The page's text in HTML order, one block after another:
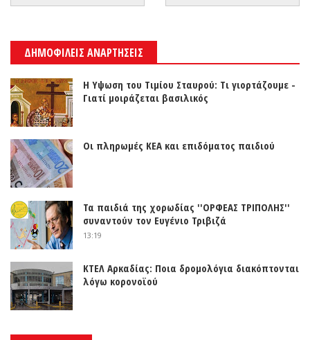
ΔΗΜΟΦΙΛΕΙΣ ΑΝΑΡΤΗΣΕΙΣ
Η Υψωση του Τιμίου Σταυρού: Τι γιορτάζουμε -
Γιατί μοιράζεται βασιλικός
Οι πληρωμές ΚΕΑ και επιδόματος παιδιού
Τα παιδιά της χορωδίας ''ΟΡΦΕΑΣ ΤΡΙΠΟΛΗΣ''
συναντούν τον Ευγένιο Τριβιζά
13:19
ΚΤΕΛ Αρκαδίας: Ποια δρομολόγια διακόπτονται
λόγω κορονοϊού